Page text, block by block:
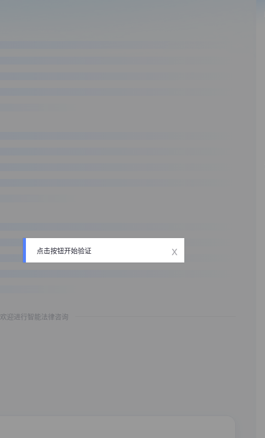
欢迎进行智能法律咨询
点击按钮开始验证 x